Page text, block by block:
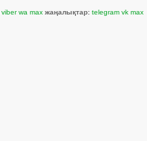
viber wa max жаңалықтар: telegram vk max